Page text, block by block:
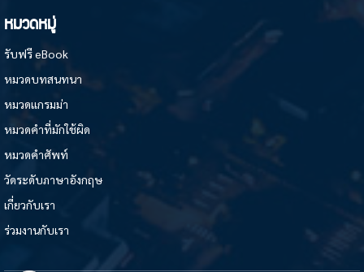
หมวดหมู่
รับฟรี eBook
หมวดบทสนทนา
หมวดแกรมม่า
หมวดคำที่มักใช้ผิด
หมวดคำศัพท์
วัดระดับภาษาอังกฤษ
เกี่ยวกับเรา
ร่วมงานกับเรา